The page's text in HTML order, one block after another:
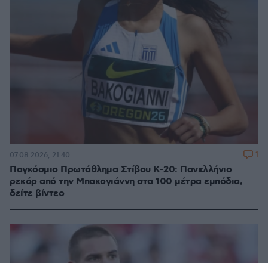
Παγκόσμιο Πρωτάθλημα Στίβου Κ-20: Πανελλήνιο
ρεκόρ από την Μπακογιάννη στα 100 μέτρα εμπόδια,
δείτε βίντεο
07.08.2026, 21:40 1